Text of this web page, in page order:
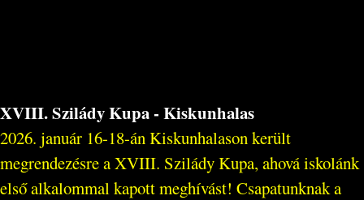
XVIII. Szilády Kupa - Kiskunhalas
2026. január 16-18-án Kiskunhalason került
megrendezésre a XVIII. Szilády Kupa, ahová iskolánk
első alkalommal kapott meghívást! Csapatunknak a